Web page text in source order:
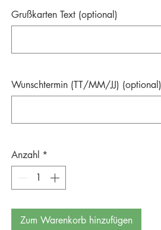
Grußkarten Text (optional)
Wunschtermin (TT/MM/JJ) (optional)
Anzahl *
Zum Warenkorb hinzufügen